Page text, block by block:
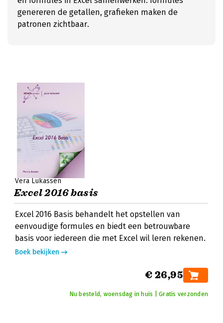
genereren de getallen, grafieken maken de
patronen zichtbaar.
Vera Lukassen
Excel 2016 basis
Excel 2016 Basis behandelt het opstellen van
eenvoudige formules en biedt een betrouwbare
basis voor iedereen die met Excel wil leren rekenen.
Boek bekijken
€ 26,95
Nu besteld, woensdag in huis | Gratis verzonden